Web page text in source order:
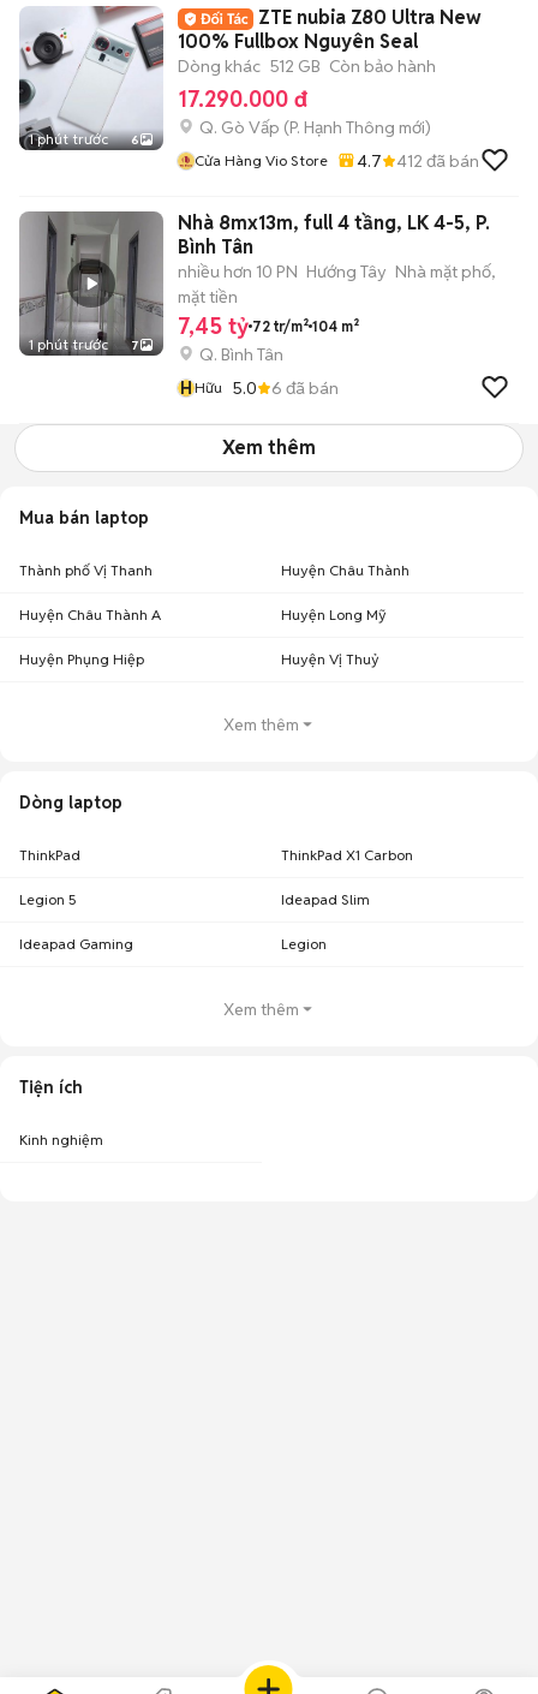
1 phút trước 6
ZTE nubia Z80 Ultra New
100% Fullbox Nguyên Seal
Dòng khác 512 GB Còn bảo hành
17.290.000 đ
Q. Gò Vấp (P. Hạnh Thông mới)
Cửa Hàng Vio Store 4.7 412 đã bán
1 phút trước 7
Nhà 8mx13m, full 4 tầng, LK 4-5, P.
Bình Tân
nhiều hơn 10 PN Hướng Tây Nhà mặt phố,
mặt tiền
7,45 tỷ 72 tr/m² 104 m²
Q. Bình Tân
HHữu 5.0 6 đã bán
Xem thêm
Mua bán laptop
Thành phố Vị Thanh Huyện Châu Thành
Huyện Châu Thành A Huyện Long Mỹ
Huyện Phụng Hiệp Huyện Vị Thuỷ
Xem thêm
Dòng laptop
ThinkPad ThinkPad X1 Carbon
Legion 5 Ideapad Slim
Ideapad Gaming Legion
Xem thêm
Tiện ích
Kinh nghiệm